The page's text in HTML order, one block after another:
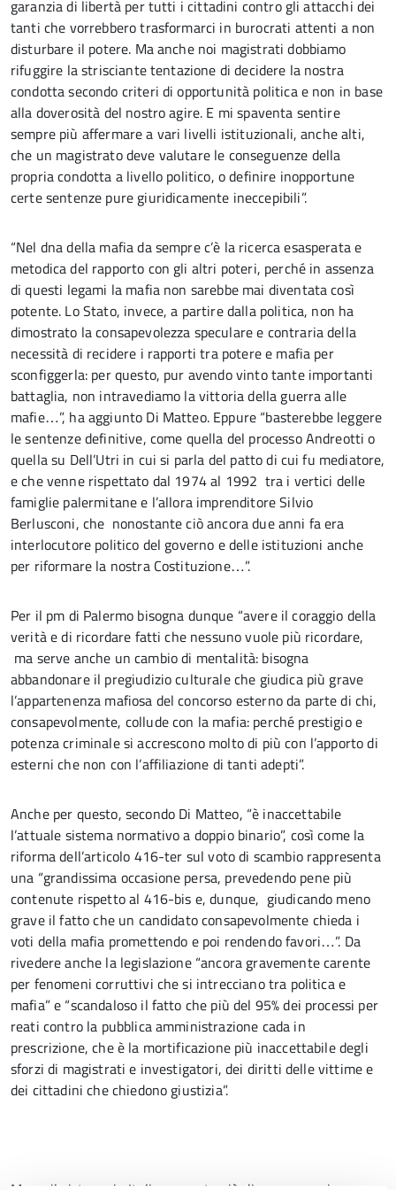
garanzia di libertà per tutti i cittadini contro gli attacchi dei
tanti che vorrebbero trasformarci in burocrati attenti a non
disturbare il potere. Ma anche noi magistrati dobbiamo
rifuggire la strisciante tentazione di decidere la nostra
condotta secondo criteri di opportunità politica e non in base
alla doverosità del nostro agire. E mi spaventa sentire
sempre più affermare a vari livelli istituzionali, anche alti,
che un magistrato deve valutare le conseguenze della
propria condotta a livello politico, o definire inopportune
certe sentenze pure giuridicamente ineccepibili”.
“Nel dna della mafia da sempre c’è la ricerca esasperata e
metodica del rapporto con gli altri poteri, perché in assenza
di questi legami la mafia non sarebbe mai diventata così
potente. Lo Stato, invece, a partire dalla politica, non ha
dimostrato la consapevolezza speculare e contraria della
necessità di recidere i rapporti tra potere e mafia per
sconfiggerla: per questo, pur avendo vinto tante importanti
battaglia, non intravediamo la vittoria della guerra alle
mafie…”, ha aggiunto Di Matteo. Eppure “basterebbe leggere
le sentenze definitive, come quella del processo Andreotti o
quella su Dell’Utri in cui si parla del patto di cui fu mediatore,
e che venne rispettato dal 1974 al 1992 tra i vertici delle
famiglie palermitane e l’allora imprenditore Silvio
Berlusconi, che nonostante ciò ancora due anni fa era
interlocutore politico del governo e delle istituzioni anche
per riformare la nostra Costituzione…”.
Per il pm di Palermo bisogna dunque “avere il coraggio della
verità e di ricordare fatti che nessuno vuole più ricordare,
ma serve anche un cambio di mentalità: bisogna
abbandonare il pregiudizio culturale che giudica più grave
l’appartenenza mafiosa del concorso esterno da parte di chi,
consapevolmente, collude con la mafia: perché prestigio e
potenza criminale si accrescono molto di più con l’apporto di
esterni che non con l’affiliazione di tanti adepti”.
Anche per questo, secondo Di Matteo, “è inaccettabile
l’attuale sistema normativo a doppio binario”, così come la
riforma dell’articolo 416-ter sul voto di scambio rappresenta
una “grandissima occasione persa, prevedendo pene più
contenute rispetto al 416-bis e, dunque, giudicando meno
grave il fatto che un candidato consapevolmente chieda i
voti della mafia promettendo e poi rendendo favori…”. Da
rivedere anche la legislazione “ancora gravemente carente
per fenomeni corruttivi che si intrecciano tra politica e
mafia” e “scandaloso il fatto che più del 95% dei processi per
reati contro la pubblica amministrazione cada in
prescrizione, che è la mortificazione più inaccettabile degli
sforzi di magistrati e investigatori, dei diritti delle vittime e
dei cittadini che chiedono giustizia”.